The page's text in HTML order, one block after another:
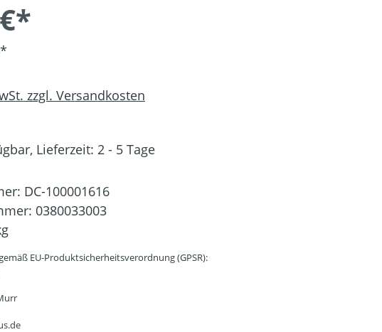
zzgl. Versandkosten
Lieferzeit: 2 - 5 Tage
DC-100001616
0380033003
EU-Produktsicherheitsverordnung (GPSR):